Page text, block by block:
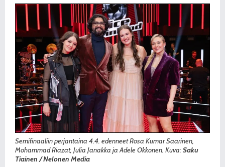
Semifinaaliin perjantaina 4.4. edenneet Rosa Kumar Saarinen,
Mohammad Riazat, Julia Janakka ja Adele Okkonen. Kuva:Saku
Tiainen / Nelonen Media